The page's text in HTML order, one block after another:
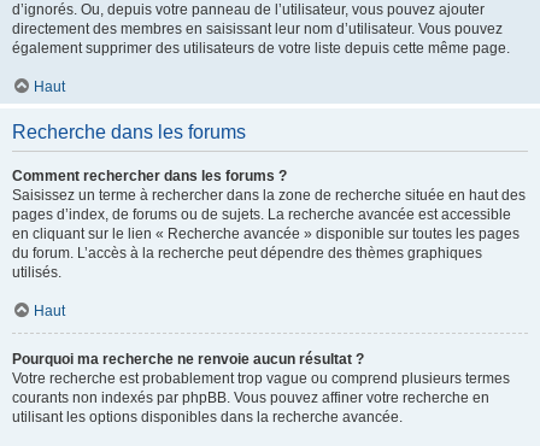
d’ignorés. Ou, depuis votre panneau de l’utilisateur, vous pouvez ajouter
directement des membres en saisissant leur nom d’utilisateur. Vous pouvez
également supprimer des utilisateurs de votre liste depuis cette même page.
Haut
Recherche dans les forums
Comment rechercher dans les forums ?
Saisissez un terme à rechercher dans la zone de recherche située en haut des
pages d’index, de forums ou de sujets. La recherche avancée est accessible
en cliquant sur le lien « Recherche avancée » disponible sur toutes les pages
du forum. L’accès à la recherche peut dépendre des thèmes graphiques
utilisés.
Haut
Pourquoi ma recherche ne renvoie aucun résultat ?
Votre recherche est probablement trop vague ou comprend plusieurs termes
courants non indexés par phpBB. Vous pouvez affiner votre recherche en
utilisant les options disponibles dans la recherche avancée.